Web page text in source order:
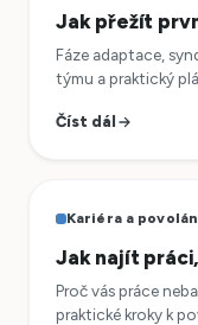
Jak přežít
Fáze adaptace,
týmu a praktický
Číst dál
Kariéra a
Jak najít
Proč vás práce
praktické kroky k